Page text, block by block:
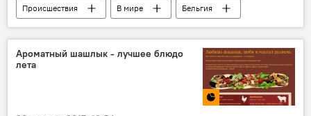
Происшествия В мире
Бельгия
пострадавшие
Ароматный шашлык - лучшее блюдо
лета